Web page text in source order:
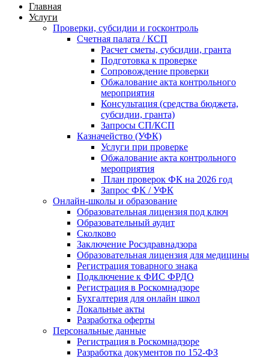
Главная
Услуги
Проверки, субсидии и госконтроль
Счетная палата / КСП
Расчет сметы, субсидии, гранта
Подготовка к проверке
Сопровождение проверки
Обжалование акта контрольного
мероприятия
Консультация (средства бюджета,
субсидии, гранта)
Запросы СП/КСП
Казначейство (УФК)
Услуги при проверке
Обжалование акта контрольного
мероприятия
План проверок ФК на 2026 год
Запрос ФК / УФК
Онлайн-школы и образование
Образовательная лицензия под ключ
Образовательный аудит
Сколково
Заключение Росздравнадзора
Образовательная лицензия для медицины
Регистрация товарного знака
Подключение к ФИС ФРДО
Регистрация в Роскомнадзоре
Бухгалтерия для онлайн школ
Локальные акты
Разработка оферты
Персональные данные
Регистрация в Роскомнадзоре
Разработка документов по 152-ФЗ